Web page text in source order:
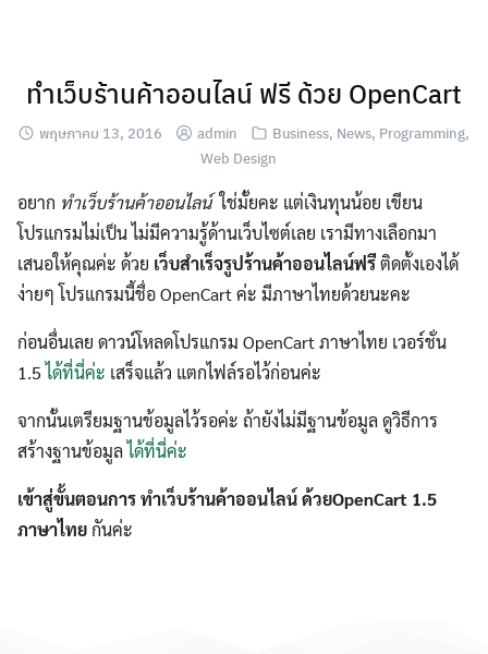
ทำเว็บร้านค้าออนไลน์ ฟรี ด้วย OpenCart
พฤษภาคม 13, 2016 admin Business, News, Programming,
Web Design
อยาก ทำเว็บร้านค้าออนไลน์ใช่มั้ยคะ แต่เงินทุนน้อย เขียน
โปรแกรมไม่เป็น ไม่มีความรู้ด้านเว็บไซต์เลย เรามีทางเลือกมา
เสนอให้คุณค่ะ ด้วย เว็บสำเร็จรูปร้านค้าออนไลน์ฟรีติดตั้งเองได้
ง่ายๆ โปรแกรมนี้ชื่อ OpenCart ค่ะ มีภาษาไทยด้วยนะคะ
ก่อนอื่นเลย ดาวน์โหลดโปรแกรม OpenCart ภาษาไทย เวอร์ชั่น
1.5ได้ที่นี่ค่ะ เสร็จแล้ว แตกไฟล์รอไว้ก่อนค่ะ
จากนั้นเตรียมฐานข้อมูลไว้รอค่ะ ถ้ายังไม่มีฐานข้อมูล ดูวิธีการ
สร้างฐานข้อมูลได้ที่นี่ค่ะ
เข้าสู่ขั้นตอนการ ทำเว็บร้านค้าออนไลน์ ด้วยOpenCart 1.5
ภาษาไทยกันค่ะ